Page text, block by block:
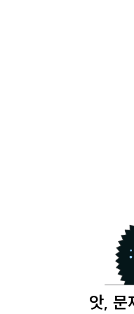
앗, 문